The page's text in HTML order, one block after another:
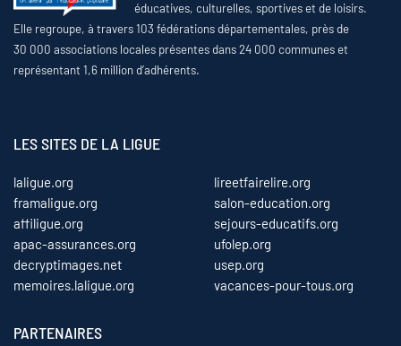
éducatives, culturelles, sportives et de loisirs.
Elle regroupe, à travers 103 fédérations départementales, près de
30 000 associations locales présentes dans 24 000 communes et
représentant 1,6 million d’adhérents.
LES SITES DE LA LIGUE
laligue.org
framaligue.org
affiligue.org
apac-assurances.org
decryptimages.net
memoires.laligue.org
lireetfairelire.org
salon-education.org
sejours-educatifs.org
ufolep.org
usep.org
vacances-pour-tous.org
PARTENAIRES